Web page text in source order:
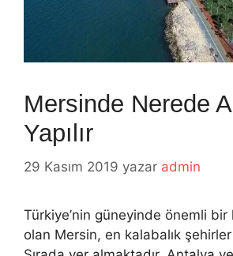
Mersinde Nerede
Yapılır
29 Kasım 2019 yazar admin
Türkiye’nin güneyinde önemli bir
olan Mersin, en kalabalık şehirler